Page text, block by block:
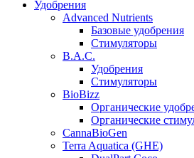
Удобрения
Advanced Nutrients
Базовые удобрения
Стимуляторы
B.A.C.
Удобрения
Стимуляторы
BioBizz
Органические
Органические
CannaBioGen
Terra Aquatica (GHE)